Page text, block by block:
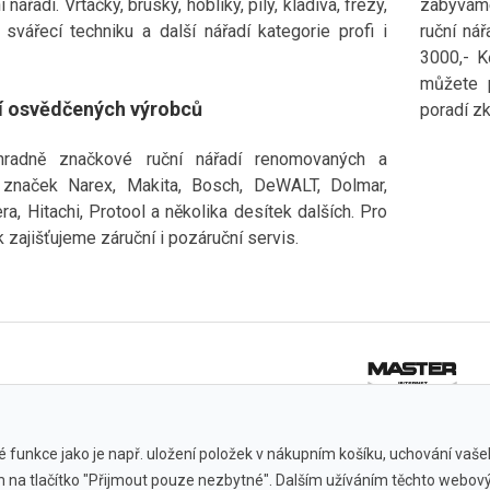
APPStay
koloběžku k
provádějte
Vyberte sportovní
režimu pro
k
zařízením
lze koloběžku snadno
tak, že šetří
- brzdové světlo"Vše v
LED
kovová brzdová
nářadí. Vrtačky, brusky, hoblíky, pily, kladiva, frézy,
svářecí techniku a další nářadí kategorie profi i
osvědčených výrobců
značkové ruční nářadí renomovaných a
Narex, Makita, Bosch, DeWALT, Dolmar,
Hitachi, Protool a několika desítek dalších. Pro
zajišťujeme záruční i pozáruční servis.
ruční
3000,-
můžete
poradí
Všechny značky
jako je např. uložení položek v nákupním košíku, uchování
tlačítko "Přijmout pouze nezbytné". Dalším užíváním těchto